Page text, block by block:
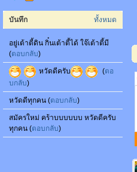
ทั้งหมด
บันทึก
อยู่เต้าตี้ดิน กิ๋นเต้าตี้ได้ ใจ๊เต้าตี้มี
(ตอบกลับ)
หวัดดีครับ (ตอ
บกลับ)
หวัดดีทุกคน (ตอบกลับ)
สมัครใหม่ คร้าบบบบบบ หวัดดีครับ
ทุกคน (ตอบกลับ)